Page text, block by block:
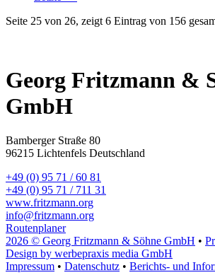
Seite 25 von 26, zeigt 6 Eintrag von 156
Georg Fritzmann &
GmbH
Bamberger Straße 80
96215 Lichtenfels Deutschland
+49 (0) 95 71 / 60 81
+49 (0) 95 71 / 711 31
www.fritzmann.org
info@fritzmann.org
Routenplaner
2026 © Georg Fritzmann & Söhne GmbH •
Design by werbepraxis media GmbH
Impressum • Datenschutz • Berichts- und